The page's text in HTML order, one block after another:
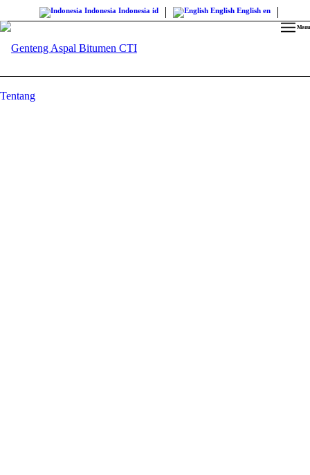
Indonesia Indonesia id English English en
Menu
Tentang